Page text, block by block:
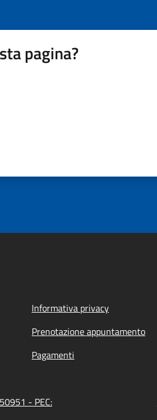
pagina?
Informativa privacy
Prenotazione appuntamento
Pagamenti
- PEC: